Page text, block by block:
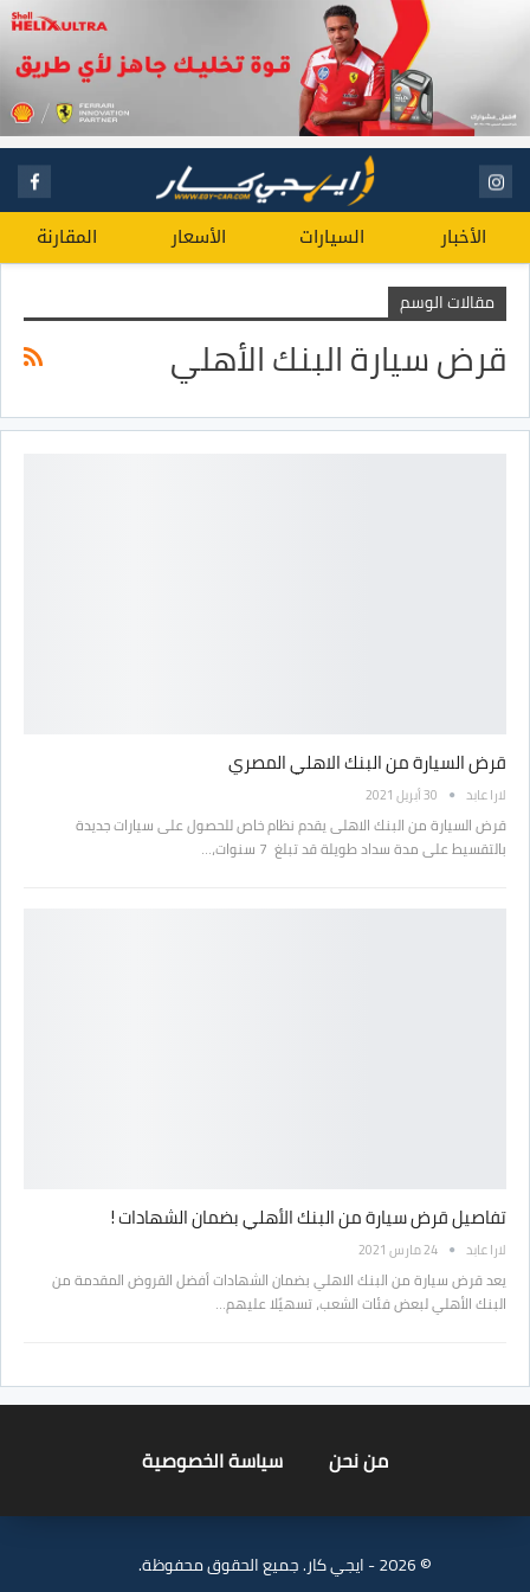
الأخبار السيارات الأسعار المقارنة
مقالات الوسم
قرض سيارة البنك الأهلي
قرض السيارة من البنك الاهلي المصري
لارا عابد 30 أبريل 2021
قرض السيارة من البنك الاهلى يقدم نظام خاص للحصول على سيارات جديدة
بالتقسيط على مدة سداد طويلة قد تبلغ 7 سنوات،…
تفاصيل قرض سيارة من البنك الأهلي بضمان الشهادات !
لارا عابد 24 مارس 2021
يعد قرض سيارة من البنك الاهلي بضمان الشهادات أفضل القروض المقدمة من
البنك الأهلي لبعض فئات الشعب، تسهيًلا عليهم…
من نحن سياسة الخصوصية
© 2026 - ايجي كار. جميع الحقوق محفوظة.